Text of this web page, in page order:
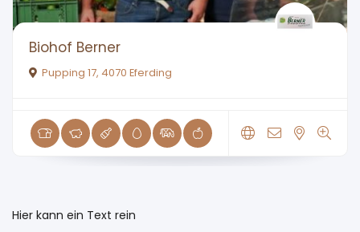
Biohof Berner
Pupping 17, 4070 Eferding
Hier kann ein Text rein